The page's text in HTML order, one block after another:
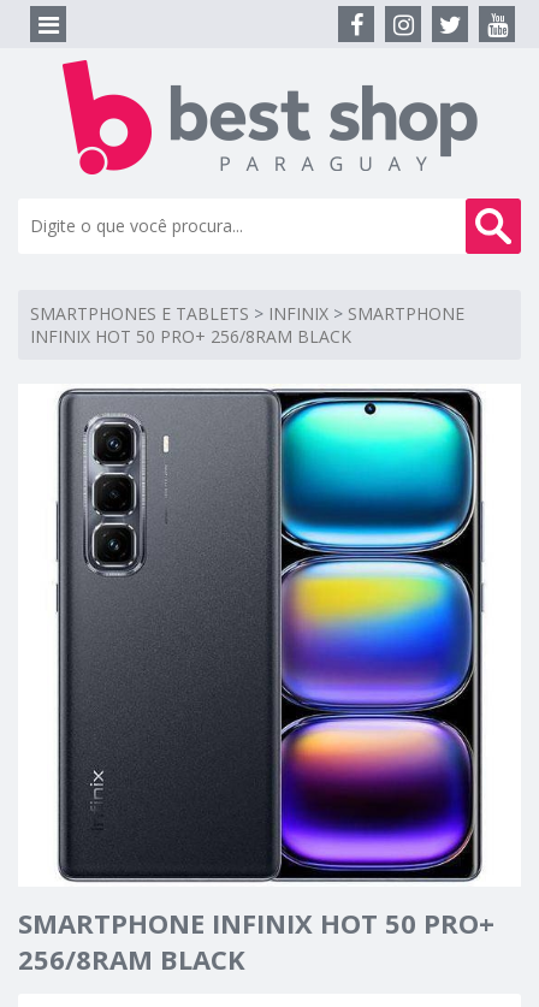
SMARTPHONES E TABLETS > INFINIX > SMARTPHONE
INFINIX HOT 50 PRO+ 256/8RAM BLACK
SMARTPHONE INFINIX HOT 50 PRO+
256/8RAM BLACK